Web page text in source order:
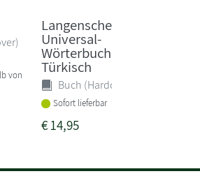
von
Langenscheidt
Universal-
Wörterbuch
Türkisch
Buch (Hardcover)
Sofort lieferbar
€14,95